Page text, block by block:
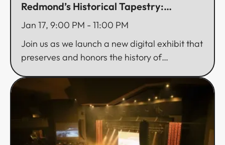
Redmond’s Historical Tapestry:
Preserving Chinese American Legacies​​​​‌ ‍ ​‍​‍‌‍ ‌ ​‍‌‍‍‌‌‍‌ ‌‍‍‌‌‍ ‍​‍​‍​ ‍‍​‍​‍‌ ​ ‌‍​‌‌‍ ‍‌‍‍‌‌ ‌​‌ ‍‌​‍ ‍‌‍‍‌‌‍ ​‍​‍​‍ ​​‍​‍‌‍‍​‌ ​‍‌‍‌‌‌‍‌‍​‍​‍​ ‍‍​‍​‍‌‍‍​‌ ‌​‌ ‌​‌ ​​​ ‍‍​‍ ​‍ ‌‍ ​‌‍ ‌‍​ ‌‍​‌‌‍ ​‌‍‍​‌‍ ‌ ​ ‌ ‌​​ ‍‍​ ​ ​ ​ ​ ​ ​ ​ ​‍ ‌‍‍‌‌‍ ‍‌ ‌​‌‍‌‌‌‍ ‍‌ ‌​​‍ ‌‍‌‌‌‍‌​‌‍‍‌‌ ‌​​‍ ‌‍ ‌‌‍ ‌‍‌​‌‍‌‌​ ‌‌ ​​‌ ​‍‌‍‌‌‌ ​ ‌‍‌‌‌‍ ‍‌ ‌​‌‍​‌‌ ‌​‌‍‍‌‌‍ ‌‍ ‍​ ‍ ‌‍‍‌‌‍‌​​ ‌‌‍‌‌​ ‌‌​ ‌‍​ ​‍​ ‌‍​ ​‌​ ‍​‌‍‌​​‍ ‌​ ‌​​ ‍‌‌‍​‌​ ‍​​‍ ‌​ ‌​​ ​‍​ ​ ‌‍​ ​‍ ‌‌‍​‌‌‍‌​‌‍‌‌‌‍​ ​‍ ‌​ ​‌​ ‌​‌‍​‍​ ‍​​ ​‌​ ‍​‌‍​‌​ ​‍​ ​‍​ ‍‌​ ‍​‌‍‌​​ ‍ ‌ ‌​‌ ‍‌‌ ​​‌‍‌‌​ ‌‌‍‌‌‌ ‌‍‌‍‌‌‌‍ ‍‌ ‌​​ ‍ ‌ ​​‌‍​‌‌ ‌​‌‍‍​​ ‌‌ ‌​‌‍‍‌‌ ‌​‌‍ ​‌‍‌‌​ ‌‍​‍‌‍​‌‌ ​ ‌‍‌‌‌‌‌‌‌ ​‍‌‍ ​​ ‌‌‍‍​‌ ‌​‌ ‌​‌ ​​​‍‌‌​ ​ ‌​​‌​‍‌‌​ ​‍‌​‌‍​‍‌‌​ ​‍‌​‌‍‌‍ ​‌‍ ‌‍​ ‌‍​‌‌‍ ​‌‍‍​‌‍ ‌ ​ ‌ ‌​​‍‌‌​ ​ ‌​​‌​ ​ ​ ​ ​ ​ ​ ​ ​‍‌‍‌‍‍‌‌‍‌​​ ‌‌‍‌‌​ ‌‌​ ‌‍​ ​‍​ ‌‍​ ​‌​ ‍​‌‍‌​​‍ ‌​ ‌​​ ‍‌‌‍​‌​ ‍​​‍ ‌​ ‌​​ ​‍​ ​ ‌‍​ ​‍ ‌‌‍​‌‌‍‌​‌‍‌‌‌‍​ ​‍ ‌​ ​‌​ ‌​‌‍​‍​ ‍​​ ​‌​ ‍​‌‍​‌​ ​‍​ ​‍​ ‍‌​ ‍​‌‍‌​​‍‌‍‌ ‌​‌ ‍‌‌ ​​‌‍‌‌​ ‌‌‍‌‌‌ ‌‍‌‍‌‌‌‍ ‍‌ ‌​​‍‌‍‌ ​​‌‍​‌‌ ‌​‌‍‍​​ ‌‌ ‌​‌‍‍‌‌ ‌​‌‍ ​‌‍‌‌​‍​‍‌ ‌
Jan 17, 9:00 PM - 11:00 PM
Join us as we launch a new digital exhibit that
preserves and honors the history of